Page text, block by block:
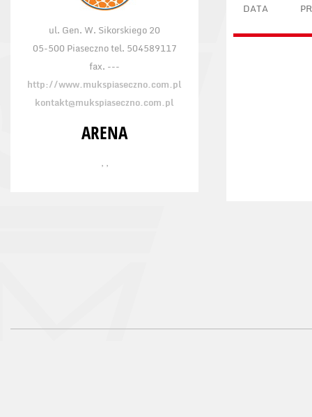
ul. Gen. W. Sikorskiego 20
05-500 Piaseczno tel. 504589117
fax. ---
http://www.mukspiaseczno.com.pl
kontakt@mukspiaseczno.com.pl
ARENA
, ,
DATA